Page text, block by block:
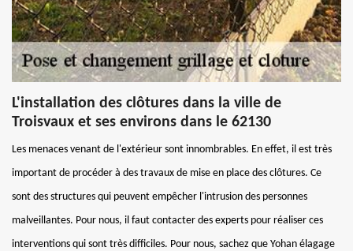
L'installation des clôtures dans la ville de
Troisvaux et ses environs dans le 62130
Les menaces venant de l'extérieur sont innombrables. En effet, il est très
important de procéder à des travaux de mise en place des clôtures. Ce
sont des structures qui peuvent empêcher l'intrusion des personnes
malveillantes. Pour nous, il faut contacter des experts pour réaliser ces
interventions qui sont très difficiles. Pour nous, sachez que Yohan élagage